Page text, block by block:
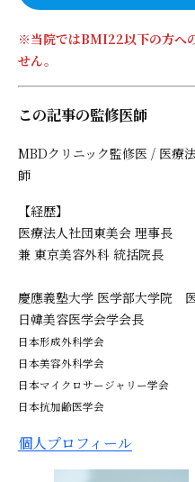
※当院ではBMI22以下の方へ
せん。
この記事の監修医師
MBDクリニック監修医 / 医療
師
【経歴】
医療法人社団東美会 理事長
兼 東京美容外科 統括院長
慶應義塾大学 医学部大学院
日韓美容医学会学会長
日本形成外科学会
日本美容外科学会
日本マイクロサージャリー学会
日本抗加齢医学会
個人プロフィール